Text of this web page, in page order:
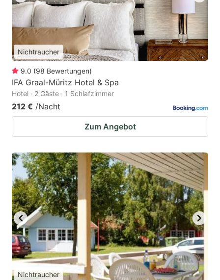
Nichtraucher
9.0 (98 Bewertungen)
IFA Graal-Müritz Hotel & Spa
Hotel · 2 Gäste · 1 Schlafzimmer
212 € /Nacht
Zum Angebot
Nichtraucher